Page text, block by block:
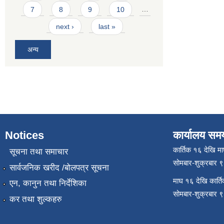
7 8 9 10 …
next › last »
अन्य
Notices
सूचना तथा समाचार
सार्वजनिक खरीद /बोलपत्र सूचना
एन, कानुन तथा निर्देशिका
कर तथा शुल्कहरु
कार्यालय
कार्तिक १६ देखि
सोमबार-शुक्रबार
माघ १६ देखि
सोमबार-शुक्रबार